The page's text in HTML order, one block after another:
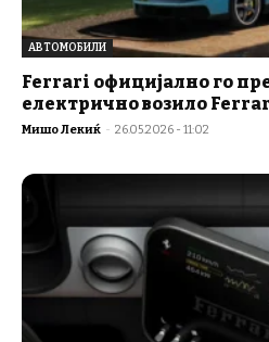
АВТОМОБИЛИ
Ferrari официјално го
електрично возило
Мишо Лекиќ - 26.05.2026 - 11:02